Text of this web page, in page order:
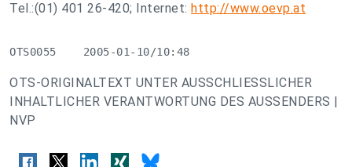
Tel.:(01) 401 26-420; Internet: http://www.oevp.at
OTS0055    2005-01-10/10:48
OTS-ORIGINALTEXT UNTER AUSSCHLIESSLICHER
INHALTLICHER VERANTWORTUNG DES AUSSENDERS |
NVP